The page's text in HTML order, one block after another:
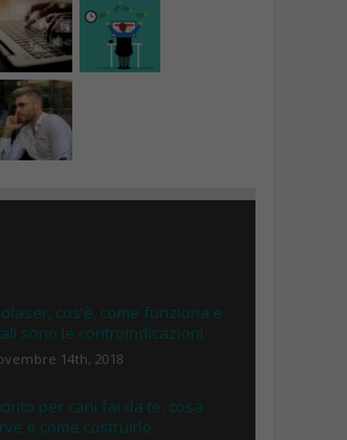
cos’è, come funziona e
sono le controindicazioni
14th, 2018
per cani fai da te, cosa
e come costruirlo